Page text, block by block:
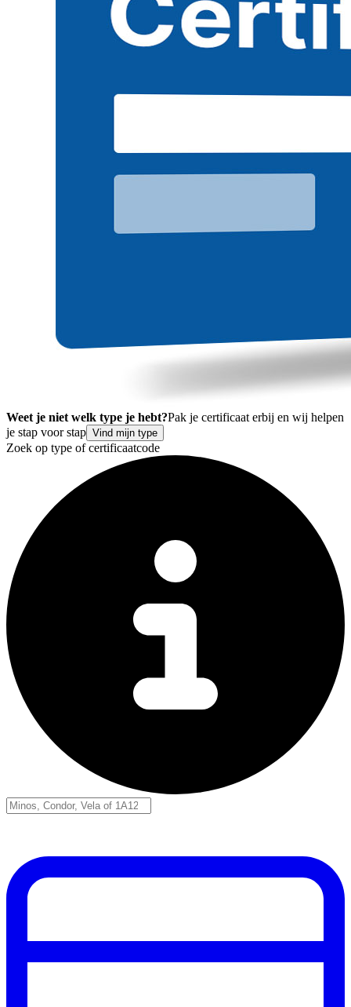
Weet je niet welk type je hebt?Pak je certificaat erbij en wij helpen
je stap voor stap Vind mijn type
Zoek op type of certificaatcode